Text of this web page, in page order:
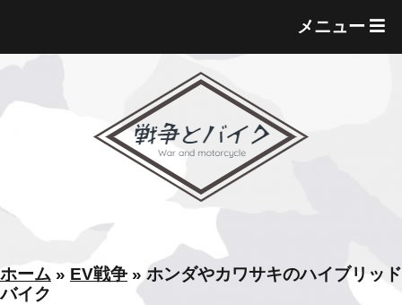
メニュー
T
ホーム » EV戦争 » ホンダやカワサキのハイブリッド
バイク